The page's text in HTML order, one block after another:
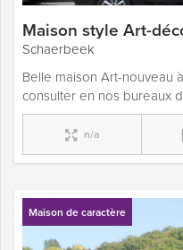
Maison style Art-
Schaerbeek
Belle maison Art-nouveau
consulter en nos bureaux
n/a
Maison de caractère